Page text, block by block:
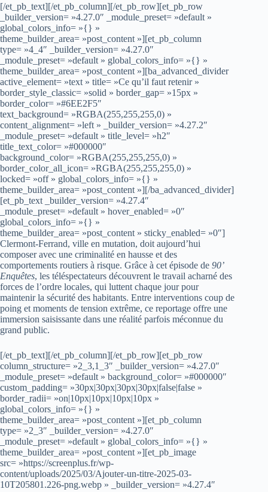
[/et_pb_text][/et_pb_column][/et_pb_row][et_pb_row
_builder_version= »4.27.0″ _module_preset= »default »
global_colors_info= »{} »
theme_builder_area= »post_content »][et_pb_column
type= »4_4″ _builder_version= »4.27.0″
_module_preset= »default » global_colors_info= »{} »
theme_builder_area= »post_content »][ba_advanced_divider
active_element= »text » title= »Ce qu’il faut retenir »
border_style_classic= »solid » border_gap= »15px »
border_color= »#6EE2F5″
text_background= »RGBA(255,255,255,0) »
content_alignment= »left » _builder_version= »4.27.2″
_module_preset= »default » title_level= »h2″
title_text_color= »#000000″
background_color= »RGBA(255,255,255,0) »
border_color_all_icon= »RGBA(255,255,255,0) »
locked= »off » global_colors_info= »{} »
theme_builder_area= »post_content »][/ba_advanced_divider]
[et_pb_text _builder_version= »4.27.4″
_module_preset= »default » hover_enabled= »0″
global_colors_info= »{} »
theme_builder_area= »post_content » sticky_enabled= »0″]
Clermont-Ferrand, ville en mutation, doit aujourd’hui
composer avec une criminalité en hausse et des
comportements routiers à risque. Grâce à cet épisode de 90’
Enquêtes, les téléspectateurs découvrent le travail acharné des
forces de l’ordre locales, qui luttent chaque jour pour
maintenir la sécurité des habitants. Entre interventions coup de
poing et moments de tension extrême, ce reportage offre une
immersion saisissante dans une réalité parfois méconnue du
grand public.
[/et_pb_text][/et_pb_column][/et_pb_row][et_pb_row
column_structure= »2_3,1_3″ _builder_version= »4.27.0″
_module_preset= »default » background_color= »#000000″
custom_padding= »30px|30px|30px|30px|false|false »
border_radii= »on|10px|10px|10px|10px »
global_colors_info= »{} »
theme_builder_area= »post_content »][et_pb_column
type= »2_3″ _builder_version= »4.27.0″
_module_preset= »default » global_colors_info= »{} »
theme_builder_area= »post_content »][et_pb_image
src= »https://screenplus.fr/wp-
content/uploads/2025/03/Ajouter-un-titre-2025-03-
10T205801.226-png.webp » _builder_version= »4.27.4″